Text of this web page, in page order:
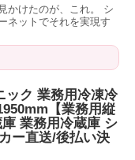
かけたのが、これ。 シ
ネットでそれを実現す
ック 業務用冷凍冷
【業務用縦
業務用冷蔵庫 シ
ー直送/後払い決